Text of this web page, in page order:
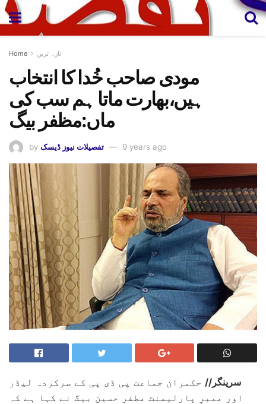
Home تازہ ترین
مودی صاحب خُدا کا انتخاب
ہیں،بھارت ماتا ہم سب کی
ماں:مظفر بیگ
by تفصیلات نیوز ڈیسک 9 years ago
سرینگر// حکمران جماعت پی ڈی پی کے سرکردہ لیڈر
اور ممبرِ پارلیمنٹ مطفر حسین بیگ نے کہا ہے کہ